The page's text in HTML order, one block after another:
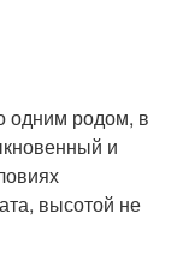
одним родом, в
и
высотой не